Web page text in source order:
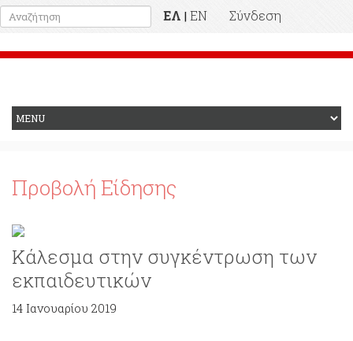
ΕΛ | EN
Σύνδεση
Προβολή Είδησης
Κάλεσμα στην συγκέντρωση των
εκπαιδευτικών
14 Ιανουαρίου 2019